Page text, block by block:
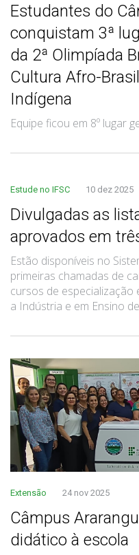
Estudantes do
conquistam 3ª
da 2ª Olimpíada
Cultura Afro-
Indígena
Equipe ficou em 8º lugar
Estude no IFSC 10 dez 2025
Divulgadas as
aprovados em
Estão disponíveis no
primeiras chamadas de
cursos de especialização
a Indústria e em Ensino
Extensão 24 nov 2025
Câmpus
didático à escola